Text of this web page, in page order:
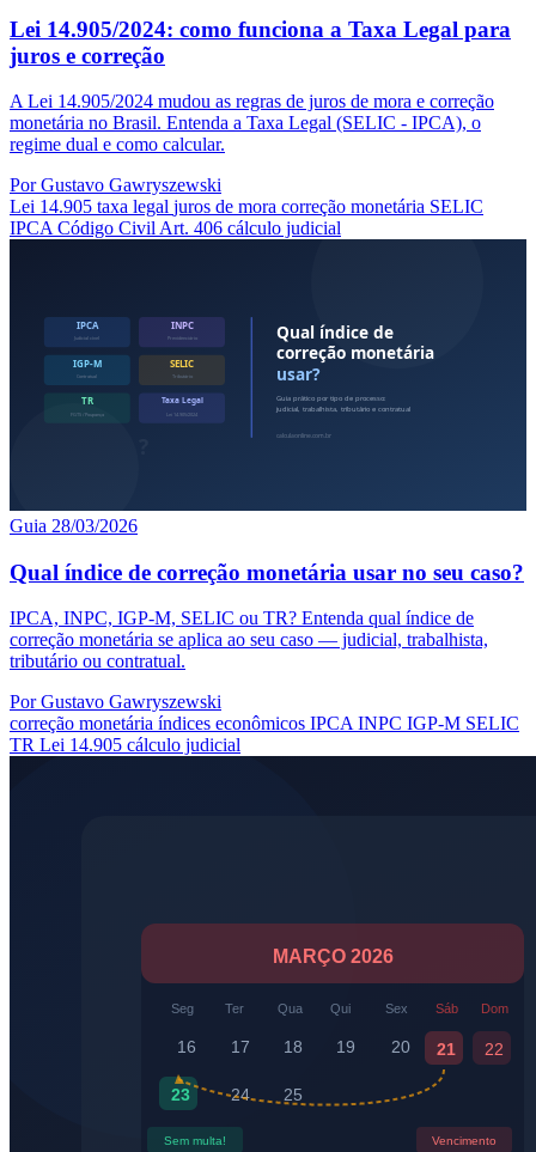
Lei 14.905/2024: como funciona a Taxa Legal para
juros e correção
A Lei 14.905/2024 mudou as regras de juros de mora e correção
monetária no Brasil. Entenda a Taxa Legal (SELIC - IPCA), o
regime dual e como calcular.
Por Gustavo Gawryszewski
Lei 14.905 taxa legal juros de mora correção monetária SELIC
IPCA Código Civil Art. 406 cálculo judicial
Guia 28/03/2026
Qual índice de correção monetária usar no seu caso?
IPCA, INPC, IGP-M, SELIC ou TR? Entenda qual índice de
correção monetária se aplica ao seu caso — judicial, trabalhista,
tributário ou contratual.
Por Gustavo Gawryszewski
correção monetária índices econômicos IPCAINPC IGP-M SELIC
TR Lei 14.905 cálculo judicial